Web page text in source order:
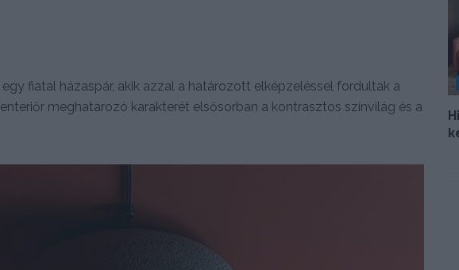
fiatal házaspár, akik azzal a határozott elképzeléssel fordultak a
meghatározó karakterét elsősorban a kontrasztos színvilág és a